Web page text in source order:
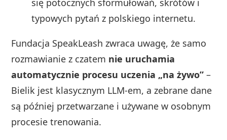
się potocznych sformułowań, skrótów i
typowych pytań z polskiego internetu.
Fundacja SpeakLeash zwraca uwagę, że samo
rozmawianie z czatem nie uruchamia
automatycznie procesu uczenia „na żywo” –
Bielik jest klasycznym LLM‑em, a zebrane dane
są później przetwarzane i używane w osobnym
procesie trenowania.